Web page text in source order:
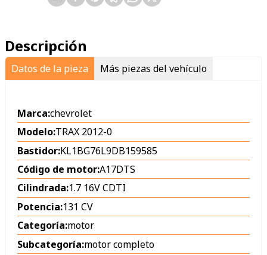
Descripción
Datos de la pieza Más piezas del vehículo
Marca:chevrolet
Modelo:TRAX 2012-0
Bastidor:KL1BG76L9DB159585
Código de motor:A17DTS
Cilindrada:1.7 16V CDTI
Potencia:131 CV
Categoría:motor
Subcategoría:motor completo